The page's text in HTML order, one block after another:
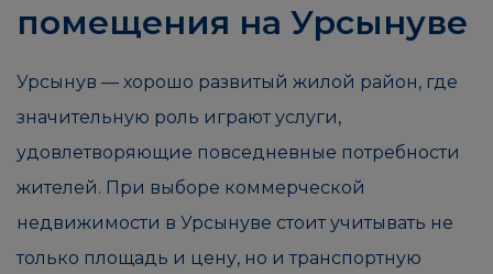
помещения на Урсынуве
Урсынув — хорошо развитый жилой район, где
значительную роль играют услуги,
удовлетворяющие повседневные потребности
жителей. При выборе коммерческой
недвижимости в Урсынуве стоит учитывать не
только площадь и цену, но и транспортную